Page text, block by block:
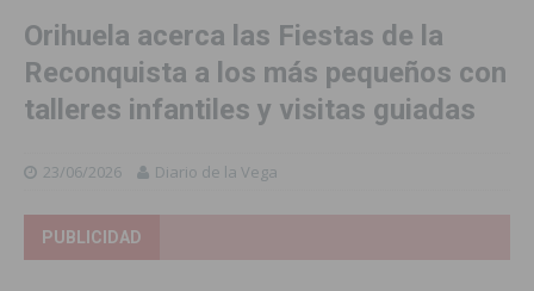
Orihuela acerca las Fiestas de la
Reconquista a los más pequeños con
talleres infantiles y visitas guiadas
23/06/2026 Diario de la Vega
PUBLICIDAD